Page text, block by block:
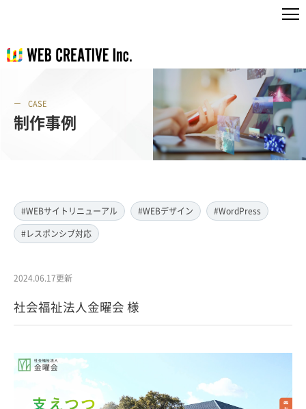
CASE
制作事例
#WEBサイトリニューアル #WEBデザイン
#WordPress
#レスポンシブ対応
2024.06.17更新
社会福祉法人金曜会 様